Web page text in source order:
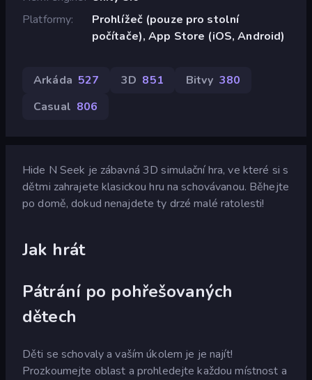
Platformy
Prohlížeč (pouze pro stolní
počítače), App Store (iOS, Android)
Arkáda 527 3D 851 Bitvy 380
Casual 806
Hide N Seek je zábavná 3D simulační hra, ve které si s
dětmi zahrajete klasickou hru na schovávanou. Běhejte
po domě, dokud nenajdete ty drzé malé ratolesti!
Jak hrát
Pátrání po pohřešovaných
dětech
Děti se schovaly a vaším úkolem je je najít!
Prozkoumejte oblast a prohledejte každou místnost a